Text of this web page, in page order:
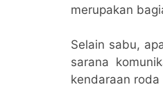
merupakan
Selain sabu,
sarana
kendaraan